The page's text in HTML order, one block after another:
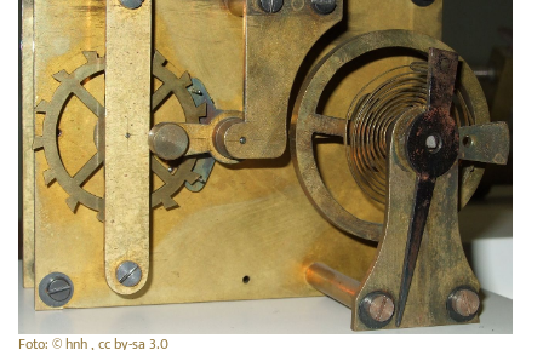
Foto: © hnh , cc by-sa 3.0